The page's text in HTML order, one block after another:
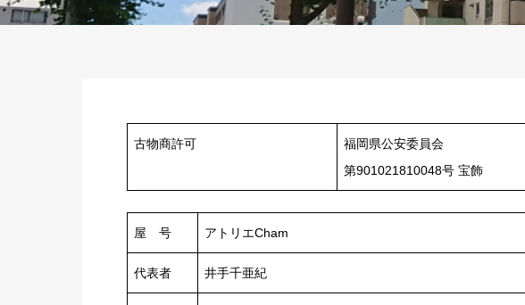
古物商許可
福岡県公安委員会
第901021810048号 宝飾
屋 号 アトリエCham
代表者 井手千亜紀